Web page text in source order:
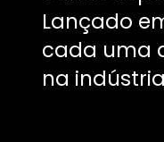
Lançado
cada uma
na